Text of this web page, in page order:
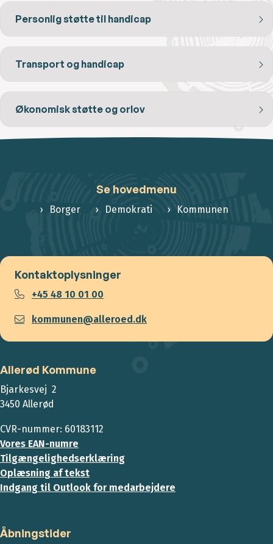
Personlig støtte til handicap
Transport og handicap
Økonomisk støtte og orlov
Se hovedmenu
Borger Demokrati Kommunen
Kontaktoplysninger
+45 48 10 01 00
kommunen@alleroed.dk
Allerød Kommune
Bjarkesvej 2
3450 Allerød
CVR-nummer: 60183112
Vores EAN-numre
Tilgængelighedserklæring
Oplæsning af tekst
Indgang til Outlook for medarbejdere
Åbningstider